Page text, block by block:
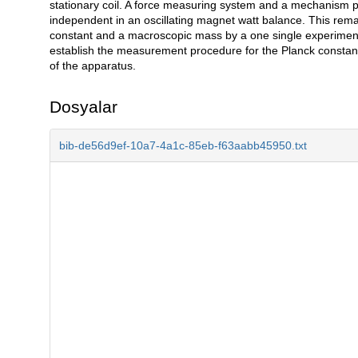
stationary coil. A force measuring system and a
independent in an oscillating magnet watt balance. This
constant and a macroscopic mass by a one single
establish the measurement procedure for the Planck
of the apparatus.
Dosyalar
bib-de56d9ef-10a7-4a1c-85eb-f63aabb45950.txt